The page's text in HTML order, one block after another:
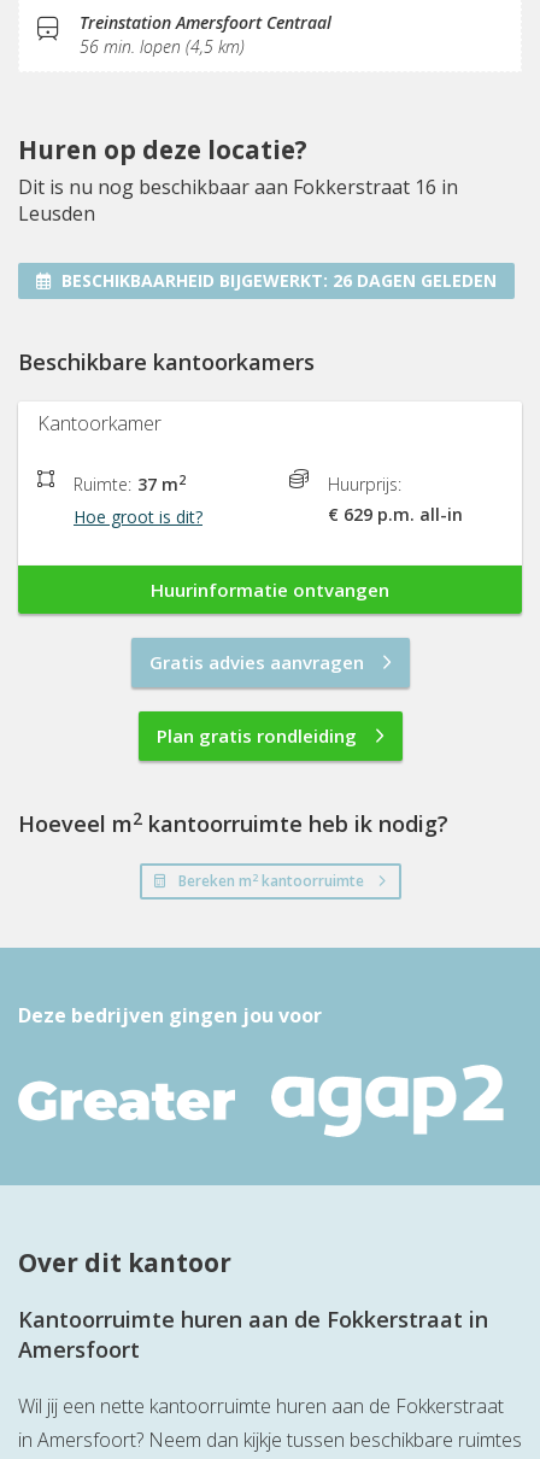
Pantry
Schoonmaak
Receptie
Postverwerking
Treinstation Amersfoort Centraal
56 min. lopen (4,5 km)
Huren op deze locatie?
Dit is nu nog beschikbaar aan Fokkerstraat 16 in
Leusden
BESCHIKBAARHEID BIJGEWERKT: 26 DAGEN GELEDEN
Beschikbare kantoorkamers
Kantoorkamer
Ruimte: 37 m2
Hoe groot is dit?
Huurprijs:
€ 629 p.m. all-in
Huurinformatie ontvangen
Gratis advies aanvragen
Plan gratis rondleiding
Hoeveel m2 kantoorruimte heb ik nodig?
Bereken m2kantoorruimte
Deze bedrijven gingen jou voor
Over dit kantoor
Kantoorruimte huren aan de Fokkerstraat in
Amersfoort
Wil jij een nette kantoorruimte huren aan de Fokkerstraat
in Amersfoort? Neem dan kijkje tussen beschikbare ruimtes